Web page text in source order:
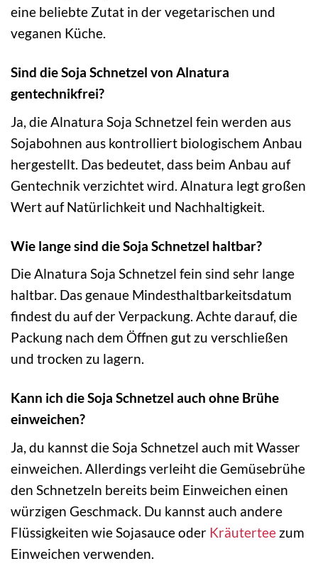
eine beliebte Zutat in der vegetarischen und
veganen Küche.
Sind die Soja Schnetzel von Alnatura
gentechnikfrei?
Ja, die Alnatura Soja Schnetzel fein werden aus
Sojabohnen aus kontrolliert biologischem Anbau
hergestellt. Das bedeutet, dass beim Anbau auf
Gentechnik verzichtet wird. Alnatura legt großen
Wert auf Natürlichkeit und Nachhaltigkeit.
Wie lange sind die Soja Schnetzel haltbar?
Die Alnatura Soja Schnetzel fein sind sehr lange
haltbar. Das genaue Mindesthaltbarkeitsdatum
findest du auf der Verpackung. Achte darauf, die
Packung nach dem Öffnen gut zu verschließen
und trocken zu lagern.
Kann ich die Soja Schnetzel auch ohne Brühe
einweichen?
Ja, du kannst die Soja Schnetzel auch mit Wasser
einweichen. Allerdings verleiht die Gemüsebrühe
den Schnetzeln bereits beim Einweichen einen
würzigen Geschmack. Du kannst auch andere
Flüssigkeiten wie Sojasauce oder Kräutertee zum
Einweichen verwenden.